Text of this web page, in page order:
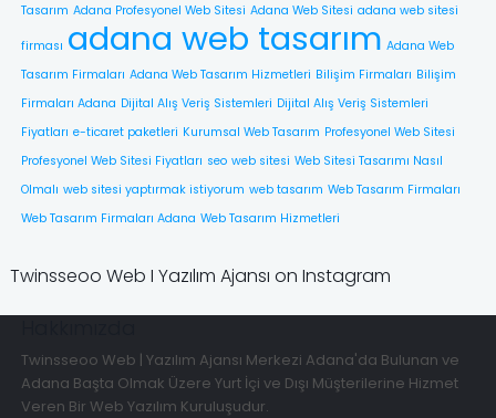
Tasarım Adana Profesyonel Web Sitesi Adana Web Sitesi adana web sitesi
firması adana web tasarım Adana Web
Tasarım Firmaları Adana Web Tasarım Hizmetleri Bilişim Firmaları Bilişim
Firmaları Adana Dijital Alış Veriş Sistemleri Dijital Alış Veriş Sistemleri
Fiyatları e-ticaret paketleri Kurumsal Web Tasarım Profesyonel Web Sitesi
Profesyonel Web Sitesi Fiyatları seo web sitesi Web Sitesi Tasarımı Nasıl
Olmalı web sitesi yaptırmak istiyorum web tasarım Web Tasarım Firmaları
Web Tasarım Firmaları Adana Web Tasarım Hizmetleri
Twinsseoo Web I Yazılım Ajansı on Instagram
Twinsseoo Web | Yazılım Ajansı Merkezi Adana'da Bulunan ve
Adana Başta Olmak Üzere Yurt İçi ve Dışı Müşterilerine Hizmet
Veren Bir Web Yazılım Kuruluşudur.